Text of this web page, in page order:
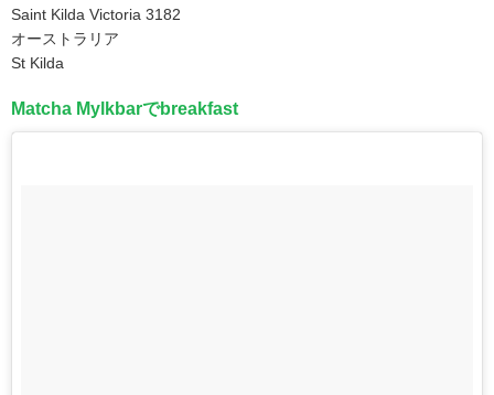
Saint Kilda Victoria 3182
オーストラリア
St Kilda
Matcha Mylkbarでbreakfast